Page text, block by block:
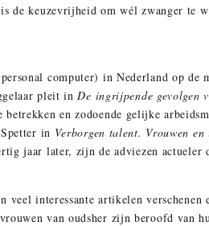
de keuzevrijheid om wél zwanger te
computer) in Nederland op de
pleit inDe ingrijpende gevolgen
en zodoende gelijke
in Verborgen talent. Vrouwen
jaar later, zijn de adviezen actueler
interessante artikelen verschenen
van oudsher zijn beroofd van